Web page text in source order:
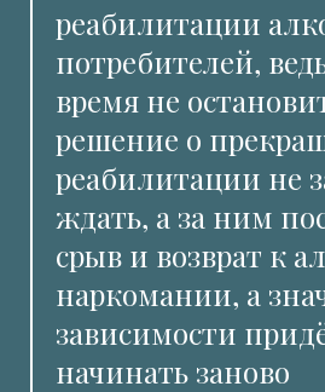
реабилитации
потребителей,
время не
решение о
реабилитации не
ждать, а за ним
срыв и возврат к
наркомании, а
зависимости
начинать заново